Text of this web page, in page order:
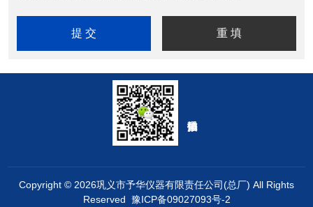
Copyright © 2026巩义市予华仪器有限责任公司(总厂) All Rights
Reserved 豫ICP备09027093号-2